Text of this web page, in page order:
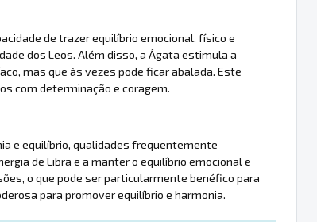
de trazer equilíbrio emocional, físico e
dos Leos. Além disso, a Ágata estimula a
mas que às vezes pode ficar abalada. Este
com determinação e coragem.
e equilíbrio, qualidades frequentemente
de Libra e a manter o equilíbrio emocional e
o que pode ser particularmente benéfico para
para promover equilíbrio e harmonia.